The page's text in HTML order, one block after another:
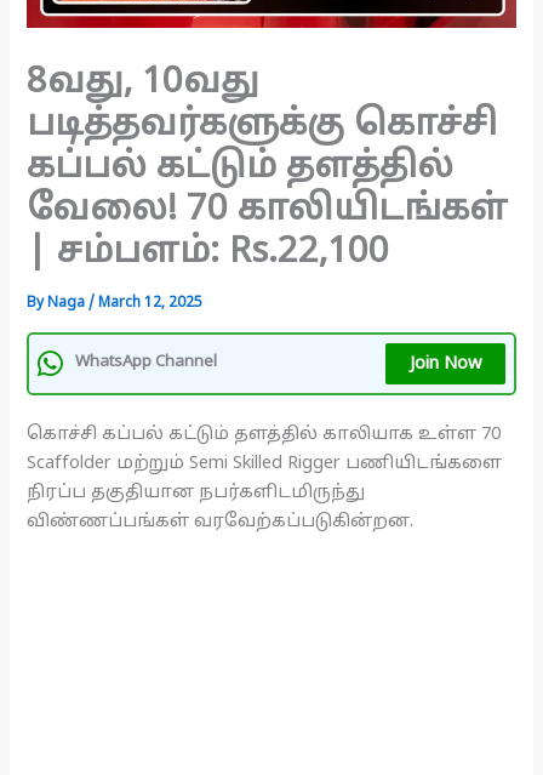
8வது, 10வது
படித்தவர்களுக்கு கொச்சி
கப்பல் கட்டும் தளத்தில்
வேலை! 70 காலியிடங்கள்
| சம்பளம்: Rs.22,100
ByNaga/March 12, 2025
WhatsApp Channel Join Now
கொச்சி கப்பல் கட்டும் தளத்தில் காலியாக உள்ள 70
Scaffolder மற்றும் Semi Skilled Rigger பணியிடங்களை
நிரப்ப தகுதியான நபர்களிடமிருந்து
விண்ணப்பங்கள் வரவேற்கப்படுகின்றன.